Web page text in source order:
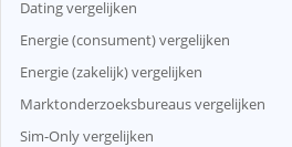
Dating vergelijken
Energie (consument) vergelijken
Energie (zakelijk) vergelijken
Marktonderzoeksbureaus vergelijken
Sim-Only vergelijken